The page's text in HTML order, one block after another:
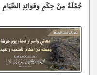
جُمْلَةٌ مِنْ حِكَمِ وَفَوَائِدِ الصِّيَامِ